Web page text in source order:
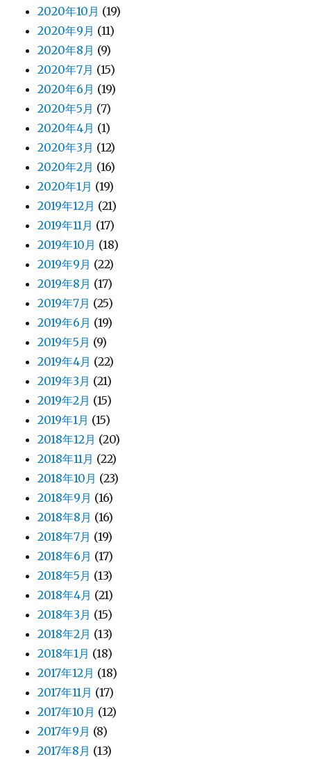
2020年10月 (19)
2020年9月 (11)
2020年8月 (9)
2020年7月 (15)
2020年6月 (19)
2020年5月 (7)
2020年4月 (1)
2020年3月 (12)
2020年2月 (16)
2020年1月 (19)
2019年12月 (21)
2019年11月 (17)
2019年10月 (18)
2019年9月 (22)
2019年8月 (17)
2019年7月 (25)
2019年6月 (19)
2019年5月 (9)
2019年4月 (22)
2019年3月 (21)
2019年2月 (15)
2019年1月 (15)
2018年12月 (20)
2018年11月 (22)
2018年10月 (23)
2018年9月 (16)
2018年8月 (16)
2018年7月 (19)
2018年6月 (17)
2018年5月 (13)
2018年4月 (21)
2018年3月 (15)
2018年2月 (13)
2018年1月 (18)
2017年12月 (18)
2017年11月 (17)
2017年10月 (12)
2017年9月 (8)
2017年8月 (13)